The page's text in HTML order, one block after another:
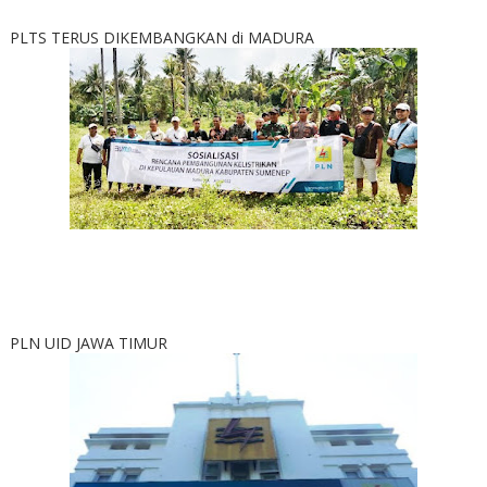
PLTS TERUS DIKEMBANGKAN di MADURA
PLN UID JAWA TIMUR